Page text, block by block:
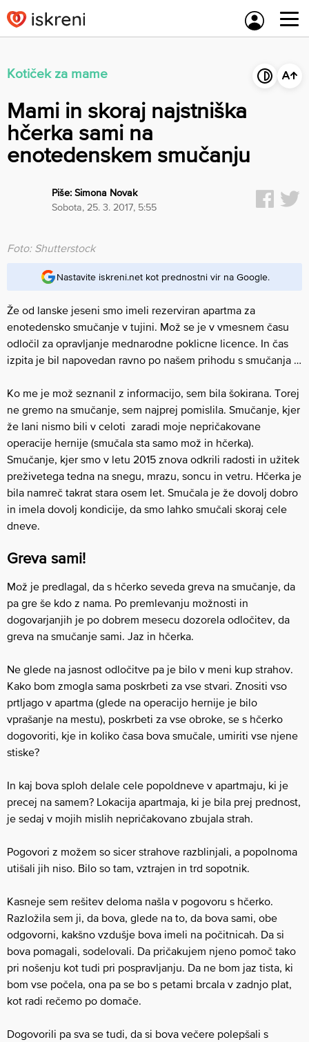
to
content
Kotiček za mame
Mami in skoraj najstniška
hčerka sami na
enotedenskem smučanju
Piše:Simona Novak
sobota, 25. 3. 2017, 5:55
Foto: Shutterstock
Nastavite iskreni.net kot prednostni vir na Google.
Že od lanske jeseni smo imeli rezerviran apartma za
enotedensko smučanje v tujini. Mož se je v vmesnem času
odločil za opravljanje mednarodne poklicne licence. In čas
izpita je bil napovedan ravno po našem prihodu s smučanja …
Ko me je mož seznanil z informacijo, sem bila šokirana. Torej
ne gremo na smučanje, sem najprej pomislila. Smučanje, kjer
že lani nismo bili v celoti zaradi moje nepričakovane
operacije hernije (smučala sta samo mož in hčerka).
Smučanje, kjer smo v letu 2015 znova odkrili radosti in užitek
preživetega tedna na snegu, mrazu, soncu in vetru. Hčerka je
bila namreč takrat stara osem let. Smučala je že dovolj dobro
in imela dovolj kondicije, da smo lahko smučali skoraj cele
dneve.
Greva sami!
Mož je predlagal, da s hčerko seveda greva na smučanje, da
pa gre še kdo z nama. Po premlevanju možnosti in
dogovarjanjih je po dobrem mesecu dozorela odločitev, da
greva na smučanje sami. Jaz in hčerka.
Ne glede na jasnost odločitve pa je bilo v meni kup strahov.
Kako bom zmogla sama poskrbeti za vse stvari. Znositi vso
prtljago v apartma (glede na operacijo hernije je bilo
vprašanje na mestu), poskrbeti za vse obroke, se s hčerko
dogovoriti, kje in koliko časa bova smučale, umiriti vse njene
stiske?
In kaj bova sploh delale cele popoldneve v apartmaju, ki je
precej na samem? Lokacija apartmaja, ki je bila prej prednost,
je sedaj v mojih mislih nepričakovano zbujala strah.
Pogovori z možem so sicer strahove razblinjali, a popolnoma
utišali jih niso. Bilo so tam, vztrajen in trd sopotnik.
Kasneje sem rešitev deloma našla v pogovoru s hčerko.
Razložila sem ji, da bova, glede na to, da bova sami, obe
odgovorni, kakšno vzdušje bova imeli na počitnicah. Da si
bova pomagali, sodelovali. Da pričakujem njeno pomoč tako
pri nošenju kot tudi pri pospravljanju. Da ne bom jaz tista, ki
bom vse počela, ona pa se bo s petami brcala v zadnjo plat,
kot radi rečemo po domače.
Dogovorili pa sva se tudi, da si bova večere polepšali s